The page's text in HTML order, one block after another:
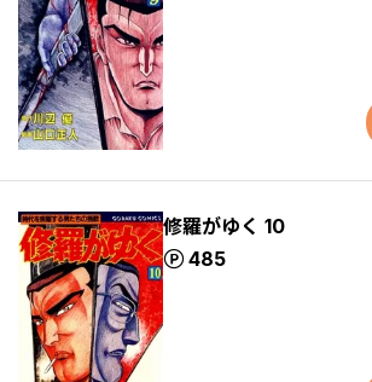
修羅がゆく 10
485
ポイント